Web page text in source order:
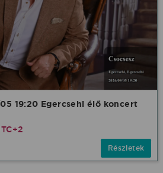
19:20 Egercsehi élő koncert
Részletek